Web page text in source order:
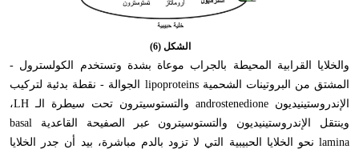
الشكل (6)
والخلايا القرابية المحيطة بالجراب موعاة بشدة وتستخدم الكولسترول -
المشتق من البروتينات الشحميةlipoproteins الجوالة - نقطة بدئية لتركيب
الإندروستينيديون androstenedione والتستوسيترون تحت سيطرة الـ LH،
وينتقل الإندروستينيديون والتستوسيترون عبر الصفيحة القاعدية basal
lamina نحو الخلايا الحبيبية التي لا تزود بالدم مباشرة، بيد أن جدر الخلايا